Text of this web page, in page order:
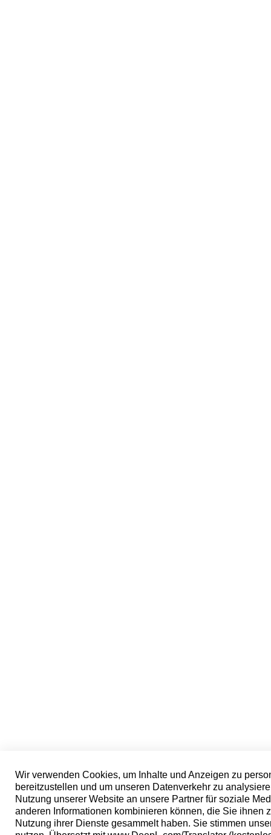
Wir verwenden Cookies, um Inhalte und Anzeigen zu
bereitzustellen und um unseren Datenverkehr zu
Nutzung unserer Website an unsere Partner für soziale
anderen Informationen kombinieren können, die Sie ihnen
Nutzung ihrer Dienste gesammelt haben. Sie stimmen